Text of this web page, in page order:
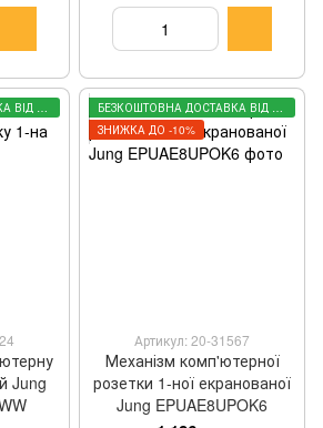
БЕЗКОШТОВНА ДОСТАВКА ВІД 3000 ГРН
Jung
БЕЗКОШТОВНА ДОСТАВКА ВІД 3000 ГРН
ЗНИЖКА ДО -10%
Артикул: 20-31567
Механізм комп'ютерної
розетки 1-ної екранованої
Jung EPUAE8UPOK6